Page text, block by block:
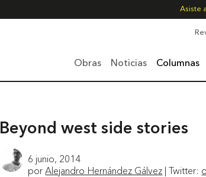
Asiste
Obras Noticias Columnas
Beyond west side stories
6 junio, 2014
porAlejandro Hernández Gálvez | Twitter: